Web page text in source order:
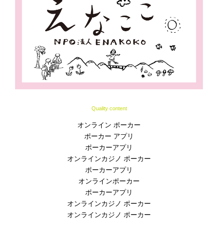
Quality content
オンライン ポーカー
ポーカー アプリ
ポーカーアプリ
オンラインカジノ ポーカー
ポーカーアプリ
オンラインポーカー
ポーカーアプリ
オンラインカジノ ポーカー
オンラインカジノ ポーカー